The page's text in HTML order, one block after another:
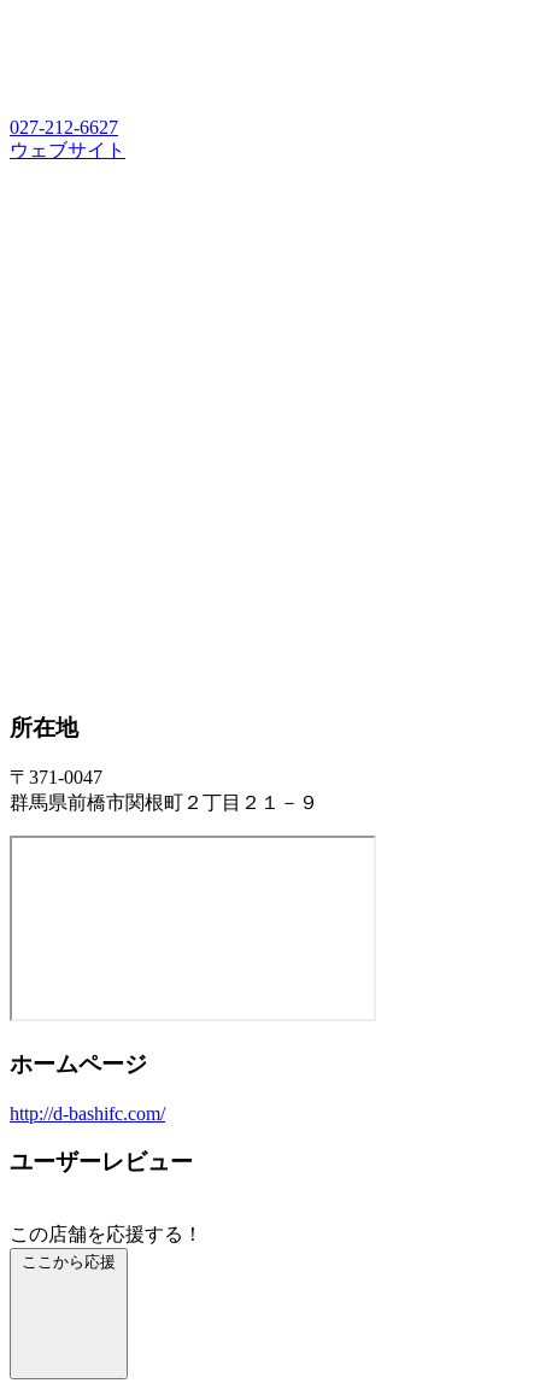
027-212-6627
ウェブサイト
所在地
〒371-0047
群馬県前橋市関根町２丁目２１－９
ホームページ
http://d-bashifc.com/
ユーザーレビュー
この店舗を応援する！
ここから応援